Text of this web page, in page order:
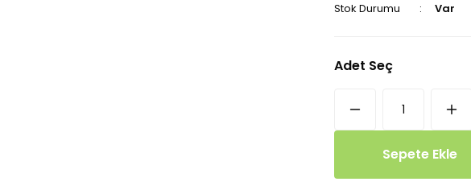
Stok Durumu
Var
Adet Seç
Sepete Ekle